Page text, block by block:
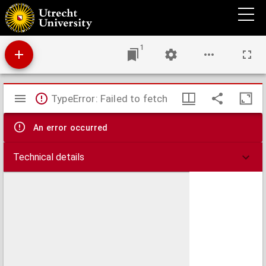
Kaart van de Beneeden rivier de Maas en de Merwede, van de Noord Zee tot Gorinchem
: de vyf blaaden van de Maas en Merwede in een generale kaart door M. Bolstra
1
Mirador
viewer
TypeError: Failed to fetch
An error occurred
Technical details